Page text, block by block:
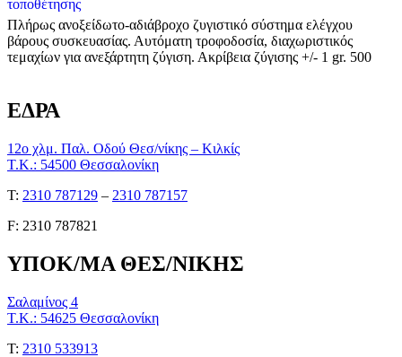
Πλήρως ανοξείδωτο-αδιάβροχο ζυγιστικό σύστημα ελέγχου
βάρους συσκευασίας. Αυτόματη τροφοδοσία, διαχωριστικός
τεμαχίων για ανεξάρτητη ζύγιση. Ακρίβεια ζύγισης +/- 1 gr. 500
ΕΔΡΑ
12ο χλμ. Παλ. Οδού Θεσ/νίκης – Κιλκίς
Τ.Κ.: 54500 Θεσσαλονίκη
Τ: 2310 787129 – 2310 787157
F: 2310 787821
ΥΠΟΚ/ΜΑ ΘΕΣ/ΝΙΚΗΣ
Σαλαμίνος 4
Τ.Κ.: 54625 Θεσσαλονίκη
Τ: 2310 533913